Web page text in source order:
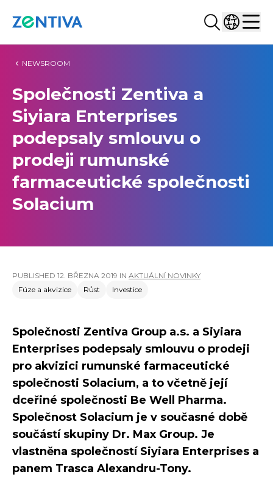
Vyhledat...
Vyberte
NEWSROOM
Společnosti Zentiva a
Siyiara Enterprises
podepsaly smlouvu o
prodeji rumunské
farmaceutické společnosti
Solacium
PUBLISHED 12. BŘEZNA 2019 IN AKTUÁLNÍ NOVINKY
Fúze a akvizice
Růst Investice
Společnosti Zentiva Group a.s. a Siyiara
Enterprises podepsaly smlouvu o prodeji
pro akvizici rumunské farmaceutické
společnosti Solacium, a to včetně její
dceřiné společnosti Be Well Pharma.
Společnost Solacium je v současné době
součástí skupiny Dr. Max Group. Je
vlastněna společností Siyiara Enterprises a
panem Trasca Alexandru-Tony.